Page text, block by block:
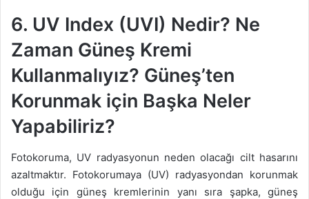
6. UV Index (UVI) Nedir? Ne
Zaman Güneş Kremi
Kullanmalıyız? Güneş’ten
Korunmak için Başka Neler
Yapabiliriz?
Fotokoruma, UV radyasyonun neden olacağı cilt hasarını
azaltmaktır. Fotokorumaya (UV) radyasyondan korunmak
olduğu için güneş kremlerinin yanı sıra şapka, güneş